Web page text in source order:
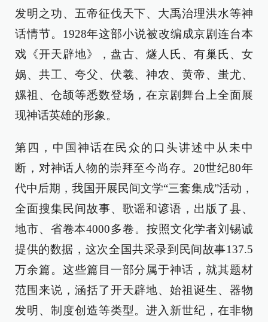
发明之功、五帝征伐天下、大禹治理洪水等神
话情节。1928年这部小说被改编成京剧连台本
戏《开天辟地》，盘古、燧人氏、有巢氏、女
娲、共工、夸父、伏羲、神农、黄帝、蚩尤、
嫘祖、仓颉等悉数登场，在京剧舞台上全面展
现神话英雄的形象。
第四，中国神话在民众的口头讲述中从未中
断，对神话人物的崇拜至今尚存。20世纪80年
代中后期，我国开展民间文学“三套集成”活动，
全面搜集民间故事、歌谣和谚语，出版了县、
地市、省卷本4000多卷。按照文化学者刘锡诚
提供的数据，这次全国共采录到民间故事137.5
万余篇。这些篇目一部分属于神话，就其题材
范围来说，涵括了开天辟地、始祖诞生、器物
发明、制度创造等类型。进入新世纪，在非物